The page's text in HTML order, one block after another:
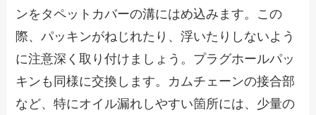
ンをタペットカバーの溝にはめ込みます。この
際、パッキンがねじれたり、浮いたりしないよう
に注意深く取り付けましょう。プラグホールパッ
キンも同様に交換します。カムチェーンの接合部
など、特にオイル漏れしやすい箇所には、少量の